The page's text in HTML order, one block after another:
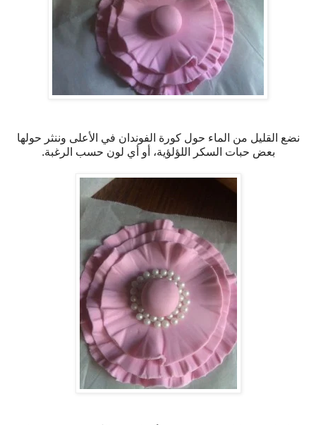
نضع القليل من الماء حول كورة الفوندان في الأعلى وننثر حولها
بعض حبات السكر اللؤلؤية، أو أي لون حسب الرغبة.